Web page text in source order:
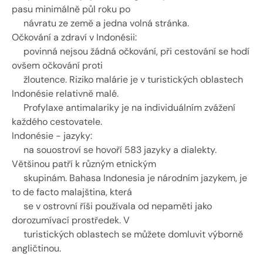
pasu minimálně půl roku po
návratu ze země a jedna volná stránka.
Očkování a zdraví v Indonésii:
povinná nejsou žádná očkování, při cestování se hodí
ovšem očkování proti
žloutence. Riziko malárie je v turistických oblastech
Indonésie relativně malé.
Profylaxe antimalariky je na individuálním zvážení
každého cestovatele.
Indonésie - jazyky:
na souostroví se hovoří 583 jazyky a dialekty.
Většinou patří k různým etnickým
skupinám. Bahasa Indonesia je národním jazykem, je
to de facto malajština, která
se v ostrovní říši používala od nepaměti jako
dorozumívací prostředek. V
turistických oblastech se můžete domluvit výborně
angličtinou.